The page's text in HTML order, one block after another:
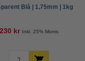
Blå | 1,75mm | 1kg
230 kr Inkl. 25% Moms